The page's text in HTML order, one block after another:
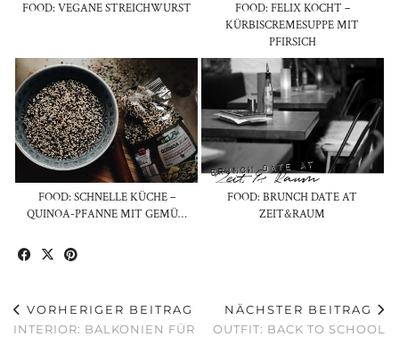
FOOD: VEGANE STREICHWURST
FOOD: FELIX KOCHT –
KÜRBISCREMESUPPE MIT
PFIRSICH
FOOD: SCHNELLE KÜCHE –
QUINOA-PFANNE MIT GEMÜ…
FOOD: BRUNCH DATE AT
ZEIT&RAUM
VORHERIGER BEITRAG
INTERIOR: BALKONIEN FÜR
NÄCHSTER BEITRAG
OUTFIT: BACK TO SCHOOL